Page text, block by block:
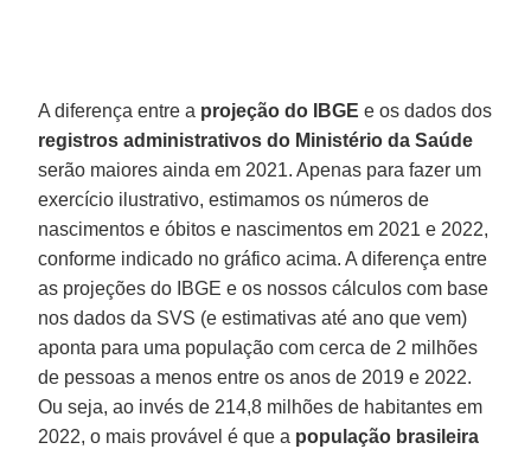
A diferença entre a projeção do IBGE e os dados dos
registros administrativos do Ministério da Saúde
serão maiores ainda em 2021. Apenas para fazer um
exercício ilustrativo, estimamos os números de
nascimentos e óbitos e nascimentos em 2021 e 2022,
conforme indicado no gráfico acima. A diferença entre
as projeções do IBGE e os nossos cálculos com base
nos dados da SVS (e estimativas até ano que vem)
aponta para uma população com cerca de 2 milhões
de pessoas a menos entre os anos de 2019 e 2022.
Ou seja, ao invés de 214,8 milhões de habitantes em
2022, o mais provável é que a população brasileira